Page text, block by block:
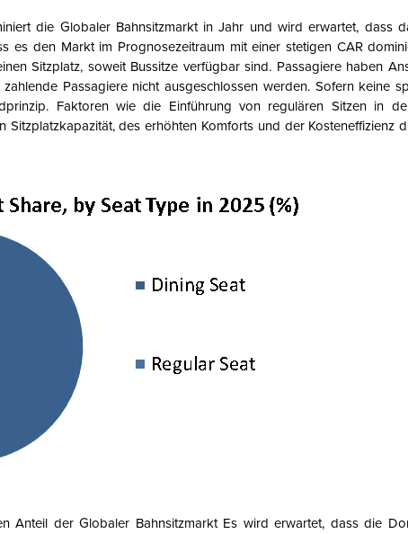
die Globaler Bahnsitzmarkt in Jahr und wird erwartet, dass
es den Markt im Prognosezeitraum mit einer stetigen CAR
Sitzplatz, soweit Bussitze verfügbar sind. Passagiere haben
Passagiere nicht ausgeschlossen werden. Sofern keine
Faktoren wie die Einführung von regulären Sitzen in
des erhöhten Komforts und der Kosteneffizienz
Anteil derGlobaler Bahnsitzmarkt Es wird erwartet, dass die